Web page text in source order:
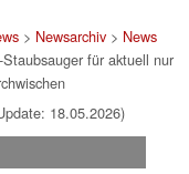
> Newsarchiv> News
für aktuell nur
18.05.2026)